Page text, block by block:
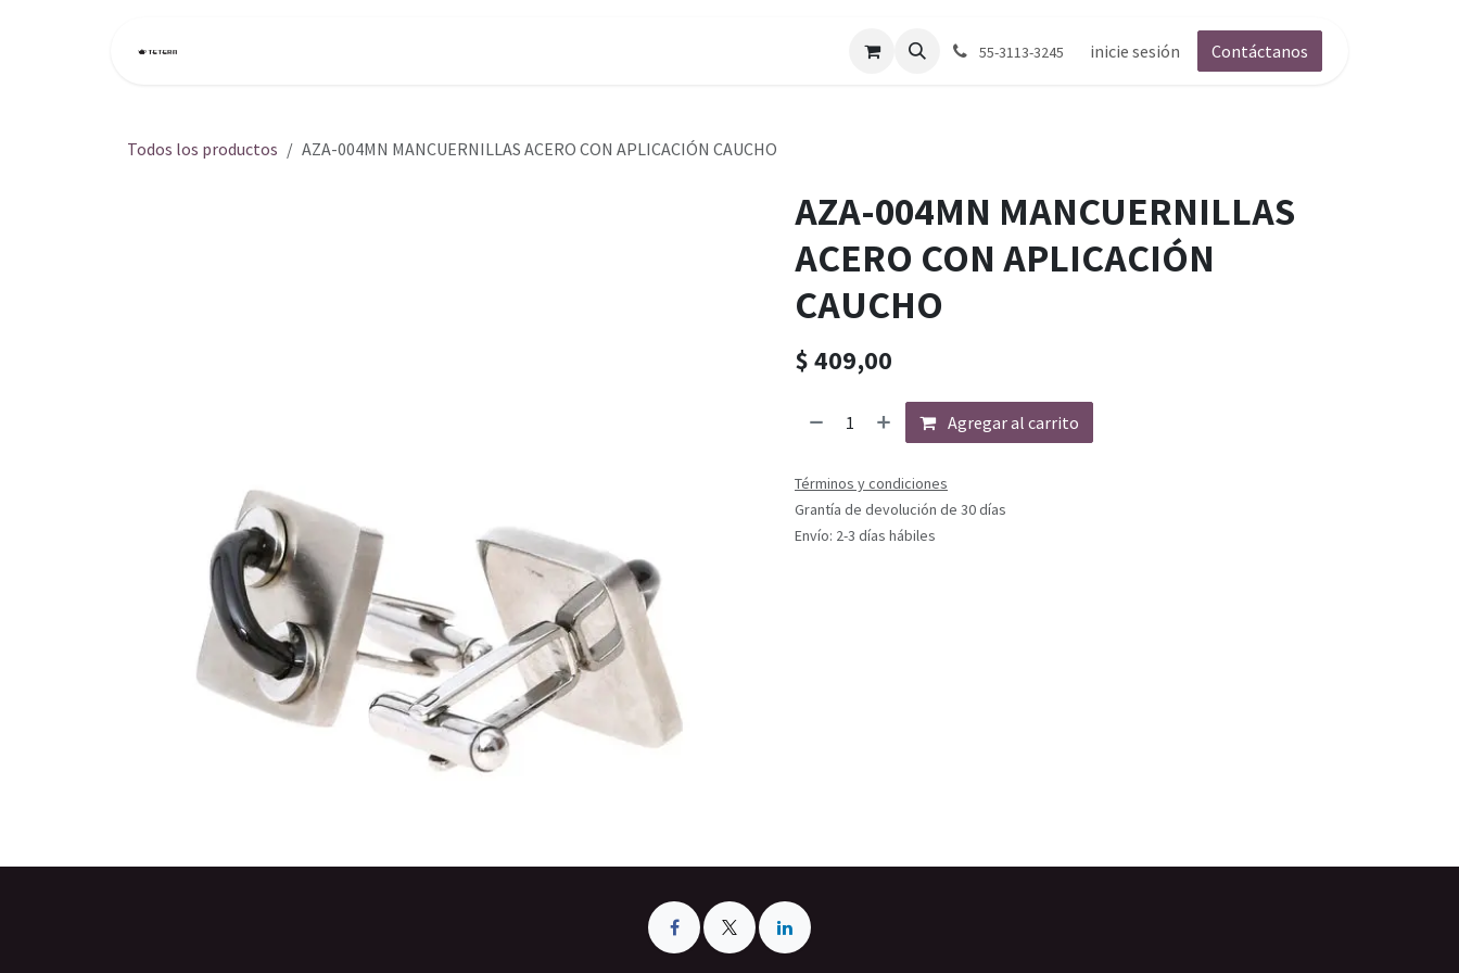
55-3113-3245 inicie sesión Contáctanos
Todos los productos AZA-004MN MANCUERNILLAS ACERO CON APLICACIÓN CAUCHO
AZA-004MN MANCUERNILLAS
ACERO CON APLICACIÓN
CAUCHO
$409,00
Agregar al carrito
Términos y condiciones
Grantía de devolución de 30 días
Envío: 2-3 días hábiles